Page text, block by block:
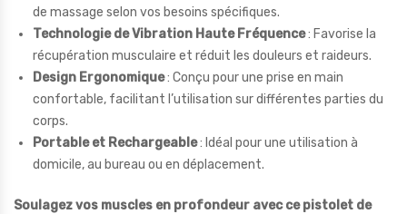
de massage selon vos besoins spécifiques.
Technologie de Vibration Haute Fréquence: Favorise la
récupération musculaire et réduit les douleurs et raideurs.
Design Ergonomique: Conçu pour une prise en main
confortable, facilitant l’utilisation sur différentes parties du
corps.
Portable et Rechargeable: Idéal pour une utilisation à
domicile, au bureau ou en déplacement.
Soulagez vos muscles en profondeur avec ce pistolet de